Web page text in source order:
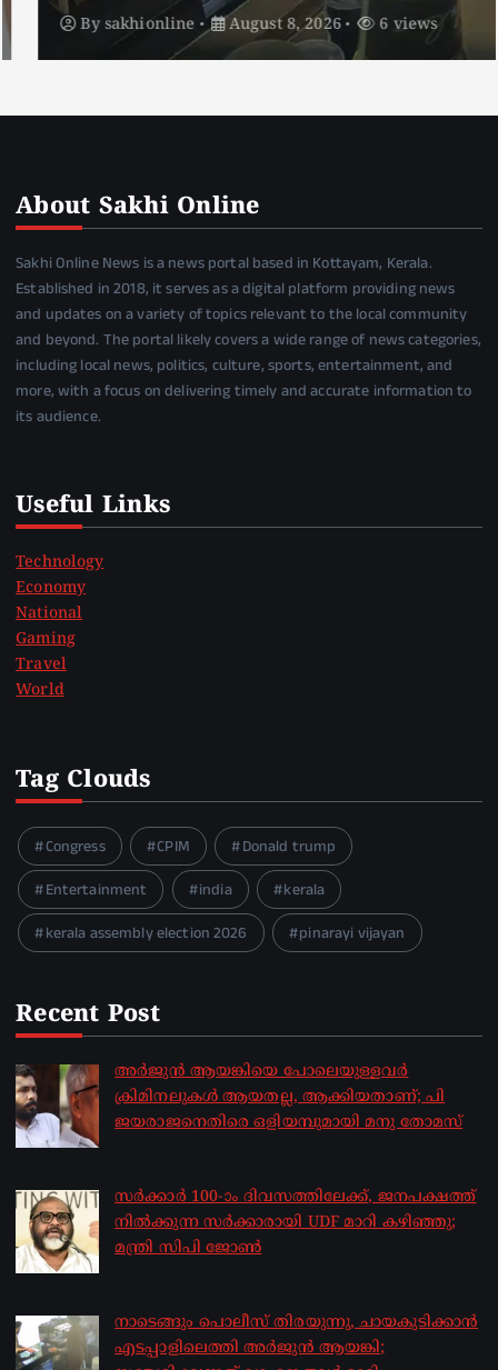
Bysakhionline August 8, 2026 6 views
About Sakhi Online
Sakhi Online News is a news portal based in Kottayam, Kerala.
Established in 2018, it serves as a digital platform providing news
and updates on a variety of topics relevant to the local community
and beyond. The portal likely covers a wide range of news categories,
including local news, politics, culture, sports, entertainment, and
more, with a focus on delivering timely and accurate information to
its audience.
Useful Links
Technology
Economy
National
Gaming
Travel
World
Tag Clouds
Congress CPIM
Donald trump
Entertainment
india
kerala
kerala assembly election 2026
pinarayi vijayan
Recent Post
അർജുൻ ആയങ്കിയെ പോലെയുള്ളവർ
ക്രിമിനലുകൾ ആയതല്ല, ആക്കിയതാണ്; പി
ജയരാജനെതിരെ ഒളിയമ്പുമായി മനു തോമസ്
സർക്കാർ 100-ാം ദിവസത്തിലേക്ക്, ജനപക്ഷത്ത്
നിൽക്കുന്ന സർക്കാരായി UDF മാറി കഴിഞ്ഞു;
മന്ത്രി സിപി ജോൺ
നാടെങ്ങും പൊലീസ് തിരയുന്നു, ചായകുടിക്കാൻ
എടപ്പാളിലെത്തി അർജുൻ ആയങ്കി;